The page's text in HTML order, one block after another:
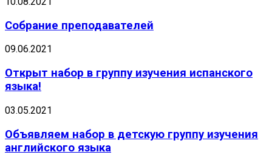
Собрание преподавателей
09.06.2021
Открыт набор в группу изучения испанского
языка!
03.05.2021
Объявляем набор в детскую группу изучения
английского языка